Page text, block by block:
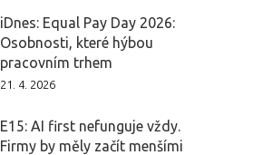
iDnes: Equal Pay Day 2026:
Osobnosti, které hýbou
pracovním trhem
21. 4. 2026
E15: AI first nefunguje vždy.
Firmy by měly začít menšími